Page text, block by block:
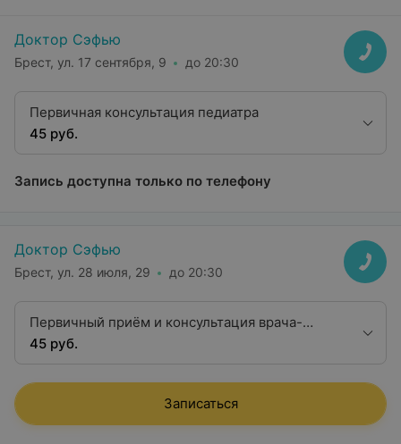
Доктор Сэфью
Брест, ул. 17 сентября, 9 до 20:30
Первичная консультация педиатра
45 руб.
Запись доступна только по телефону
Доктор Сэфью
Брест, ул. 28 июля, 29 до 20:30
Первичный приём и консультация врача-
педиатра
45 руб.
Записаться